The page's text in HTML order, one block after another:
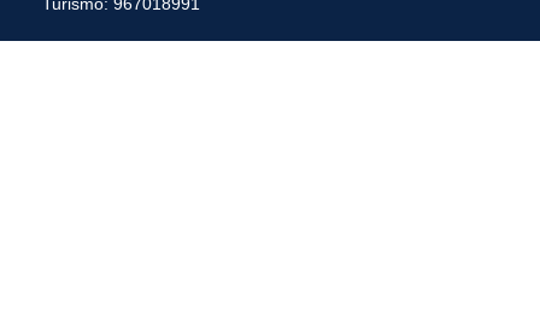
Turismo: 967018991